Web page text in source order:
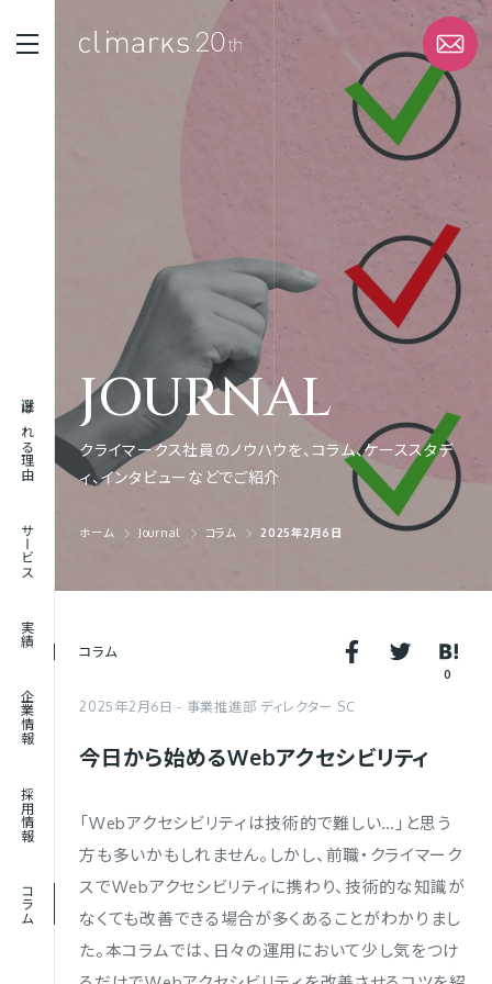
選ばれる理由
サービス
実績
企業情報
採用情報
コラム
SERVICE
WORK
実績
ABOUT
企業情報
RECRUIT
JOURNAL
クライマークス社員のノウハウを、コラム、ケーススタデ
ィ、インタビューなどでご紹介
ホーム Journal コラム 2025年2月6日
0
コラム
2025年2月6日 事業推進部 ディレクター SC
今日から始めるWebアクセシビリティ
「Webアクセシビリティは技術的で難しい…」と思う
方も多いかもしれません。しかし、前職・クライマーク
スでWebアクセシビリティに携わり、技術的な知識が
なくても改善できる場合が多くあることがわかりまし
た。本コラムでは、日々の運用において少し気をつけ